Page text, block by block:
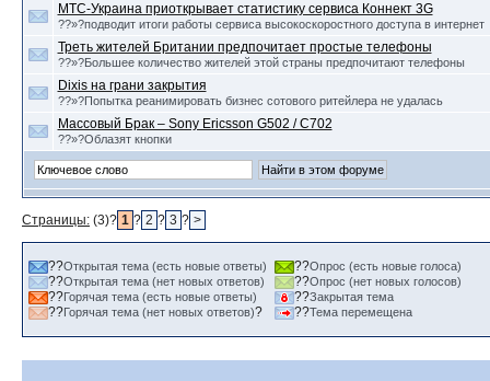
МТС-Украина приоткрывает статистику сервиса Коннект 3G
??»?подводит итоги работы сервиса высокоскоростного доступа в интернет
Треть жителей Британии предпочитает простые телефоны
??»?Большее количество жителей этой страны предпочитают телефоны
Dixis на грани закрытия
??»?Попытка реанимировать бизнес сотового ритейлера не удалась
Массовый Брак – Sony Ericsson G502 / C702
??»?Облазят кнопки
Страницы: (3)? 1 ? 2 ? 3 ? >
??Открытая тема (есть новые ответы)
??Открытая тема (нет новых ответов)
??Горячая тема (есть новые ответы)
??Горячая тема (нет новых ответов)?
??Опрос (есть новые голоса)
??Опрос (нет новых голосов)
??Закрытая тема
??Тема перемещена